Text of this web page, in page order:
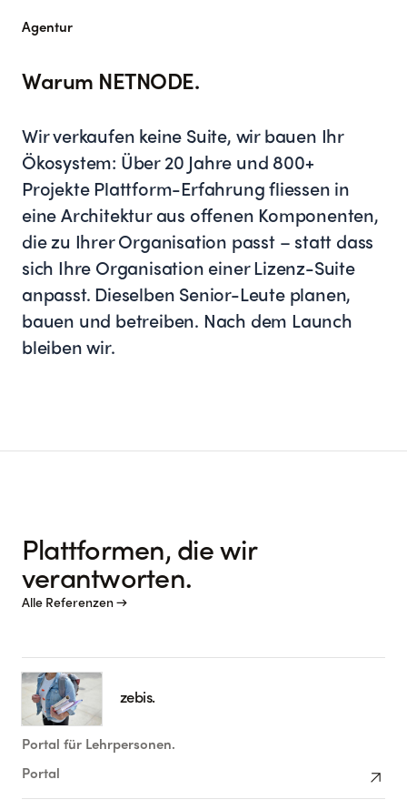
Agentur
Warum NETNODE.
Wir verkaufen keine Suite, wir bauen Ihr
Ökosystem: Über 20 Jahre und 800+
Projekte Plattform-Erfahrung fliessen in
eine Architektur aus offenen Komponenten,
die zu Ihrer Organisation passt – statt dass
sich Ihre Organisation einer Lizenz-Suite
anpasst. Dieselben Senior-Leute planen,
bauen und betreiben. Nach dem Launch
bleiben wir.
Plattformen, die wir
verantworten.
Alle Referenzen →
zebis.
Portal für Lehrpersonen.
Portal arrow_outward